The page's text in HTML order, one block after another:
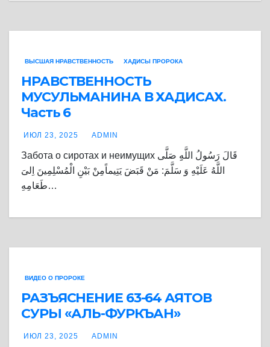
ВЫСШАЯ НРАВСТВЕННОСТЬ ХАДИСЫ ПРОРОКА
НРАВСТВЕННОСТЬ
МУСУЛЬМАНИНА В ХАДИСАХ.
Часть 6
ИЮЛ 23, 2025 ADMIN
Забота о сиротах и неимущих قَالَ رَسُولُ اللَّهِِ صَلَّى
اللَّهُ عَلَيْهِ وَ سَلَّمَ: مَنْ قَبَضَ يَتِيماًمِنْ بَيْنِ الْمُسْلِمِينَ اِلىَ
طَعَامِهِ…
ВИДЕО О ПРОРОКЕ
РАЗЪЯСНЕНИЕ 63-64 АЯТОВ
СУРЫ «АЛЬ-ФУРКЪАН»
ИЮЛ 23, 2025 ADMIN